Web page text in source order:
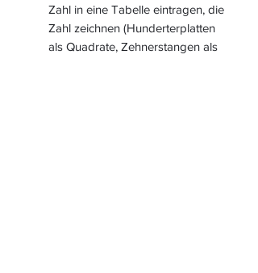
Zahl in eine Tabelle eintragen, die
Zahl zeichnen (Hunderterplatten
als Quadrate, Zehnerstangen als